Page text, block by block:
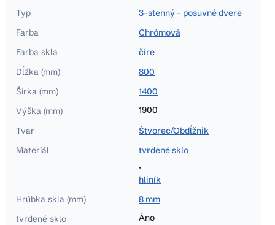
Typ
3-stenný - posuvné dvere
Farba
Chrómová
Farba skla
číre
Dĺžka (mm)
800
Šírka (mm)
1400
Výška (mm)
1900
Tvar
Štvorec/Obdĺžnik
Materiál
tvrdené sklo
,
hliník
Hrúbka skla (mm)
8 mm
tvrdené sklo
Áno